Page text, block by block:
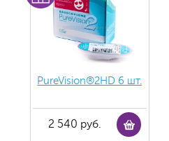
PureVision®2HD 6 шт.
2 540 руб.